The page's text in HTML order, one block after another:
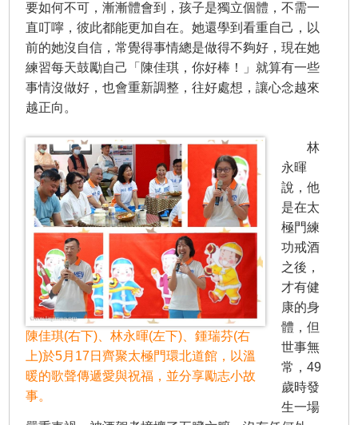
要如何不可，漸漸體會到，孩子是獨立個體，不需一
直叮嚀，彼此都能更加自在。她還學到看重自己，以
前的她沒自信，常覺得事情總是做得不夠好，現在她
練習每天鼓勵自己「陳佳琪，你好棒！」就算有一些
事情沒做好，也會重新調整，往好處想，讓心念越來
越正向。
陳佳琪(右下)、林永暉(左下)、鍾瑞芬(右
上)於5月17日齊聚太極門環北道館，以溫
暖的歌聲傳遞愛與祝福，並分享勵志小故
事。
林
永暉
說，他
是在太
極門練
功戒酒
之後，
才有健
康的身
體，但
世事無
常，49
歲時發
生一場